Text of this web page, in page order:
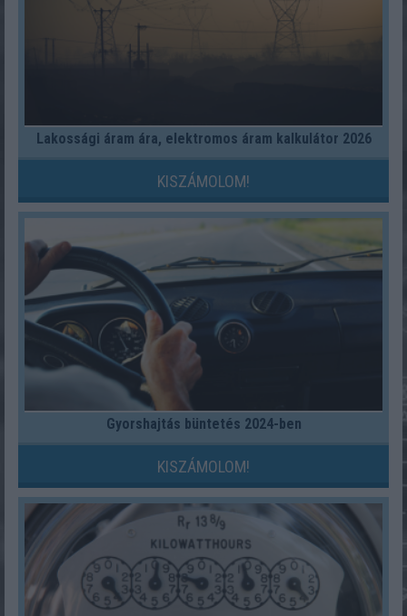
Lakossági áram ára, elektromos áram kalkulátor 2026
KISZÁMOLOM!
Gyorshajtás büntetés 2024-ben
KISZÁMOLOM!